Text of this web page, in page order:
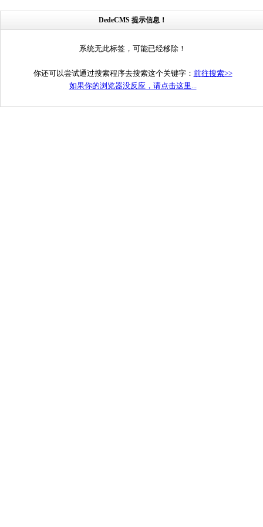
DedeCMS 提示信息！
系统无此标签，可能已经移除！
你还可以尝试通过搜索程序去搜索这个关键字： 前往搜索>>
如果你的浏览器没反应，请点击这里...